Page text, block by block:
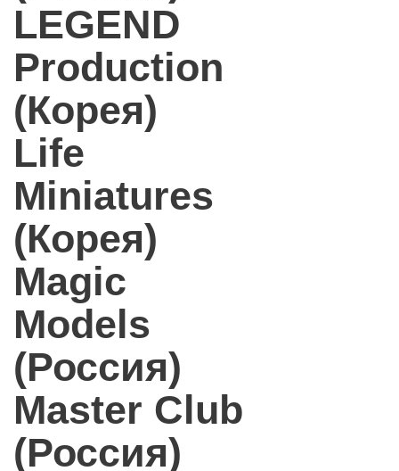
LEGEND
Production
(Корея)
Life
Miniatures
(Корея)
Magic
Models
(Россия)
Master Club
(Россия)